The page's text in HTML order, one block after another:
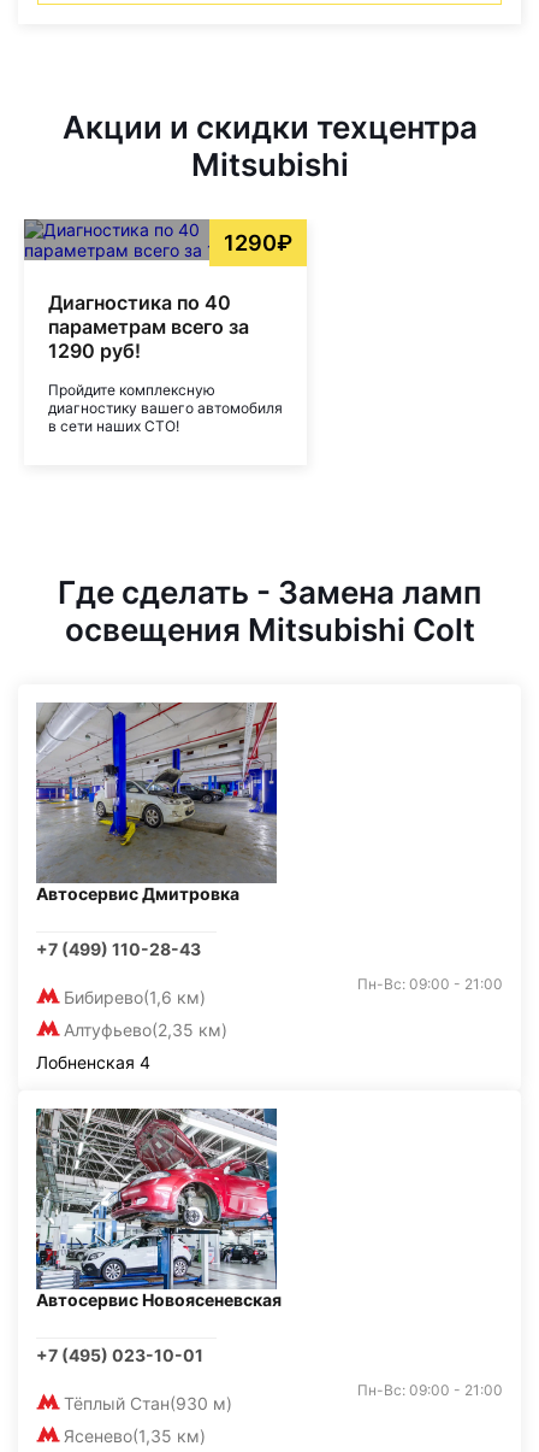
Акции и скидки техцентра
Mitsubishi
1290₽
Диагностика по 40
параметрам всего за
1290 руб!
Пройдите комплексную
диагностику вашего автомобиля
в сети наших СТО!
Где сделать - Замена ламп
освещения Mitsubishi Colt
Автосервис Дмитровка
+7 (499) 110-28-43
Бибирево(1,6 км)
Алтуфьево(2,35 км)
Пн-Вс: 09:00 - 21:00
Лобненская 4
Автосервис Новоясеневская
+7 (495) 023-10-01
Тёплый Стан(930 м)
Ясенево(1,35 км)
Пн-Вс: 09:00 - 21:00